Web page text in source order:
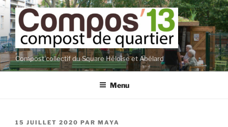
Aller
au
contenu
principal
Compost collectif du Square Héloïse et Abélard
Menu
PUBLIÉ
15 JUILLET 2020 PAR MAYA